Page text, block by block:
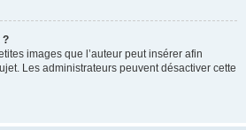
?
images que l’auteur peut insérer afin
Les administrateurs peuvent désactiver cette